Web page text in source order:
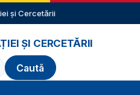
și Cercetării
ȘI CERCETĂRII